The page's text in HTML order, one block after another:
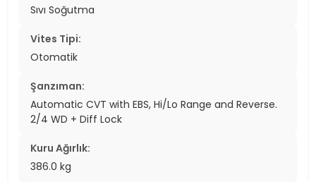
Sıvı Soğutma
Vites Tipi:
Otomatik
Şanzıman:
Automatic CVT with EBS, Hi/Lo Range and Reverse.
2/4 WD + Diff Lock
Kuru Ağırlık:
386.0 kg